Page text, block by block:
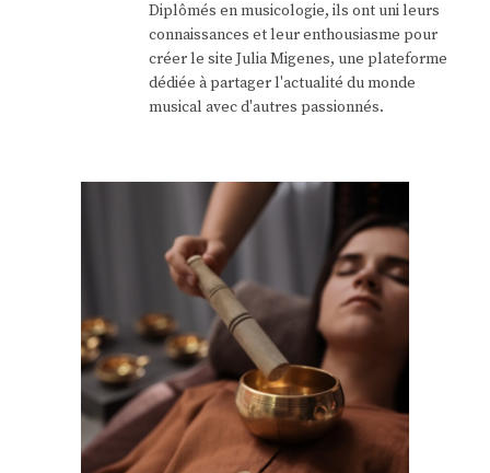
Diplômés en musicologie, ils ont uni leurs
connaissances et leur enthousiasme pour
créer le site Julia Migenes, une plateforme
dédiée à partager l'actualité du monde
musical avec d'autres passionnés.